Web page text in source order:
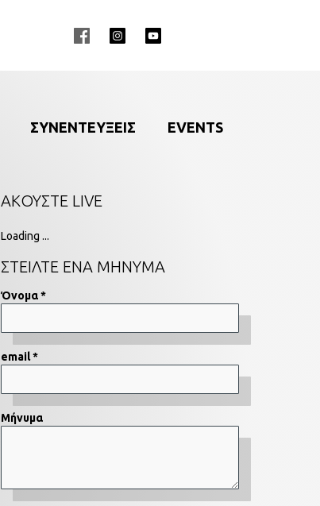
ΣΥΝΕΝΤΕΥΞΕΙΣ EVENTS
ΑΚΟΥΣΤΕ LIVE
Loading ...
ΣΤΕΙΛΤΕ ΕΝΑ ΜΗΝΥΜΑ
Όνομα *
email *
Μήνυμα